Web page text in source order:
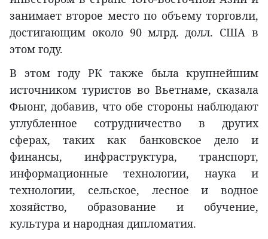
занимает второе место по объему торговли,
достигающим около 90 млрд. долл. США в
этом году.
В этом году РК также была крупнейшим
источником туристов во Вьетнаме, сказала
Фыонг, добавив, что обе стороны наблюдают
углубленное сотрудничество в других
сферах, таких как банковское дело и
финансы, инфраструктура, транспорт,
информационные технологии, наука и
технологии, сельское, лесное и водное
хозяйство, образование и обучение,
культура и народная дипломатия.